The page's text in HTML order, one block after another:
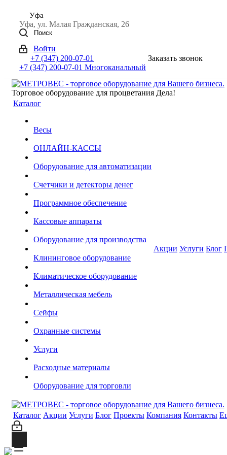
Уфа
Уфа, ул. Малая Гражданская, 26
Поиск
Войти
+7 (347) 200-07-01
+7 (347) 200-07-01 Многоканальный
Заказать звонок
Торговое оборудование для процветания Дела!
Каталог
Весы
ОНЛАЙН-КАССЫ
Оборудование для автоматизации
Счетчики и детекторы денег
Программное обеспечение
Кассовые аппараты
Оборудование для производства
Клининговое оборудование
Климатическое оборудование
Металлическая мебель
Сейфы
Охранные системы
Услуги
Расходные материалы
Оборудование для торговли
Акции Услуги Блог
Каталог Акции Услуги Блог Проекты Компания Контакты